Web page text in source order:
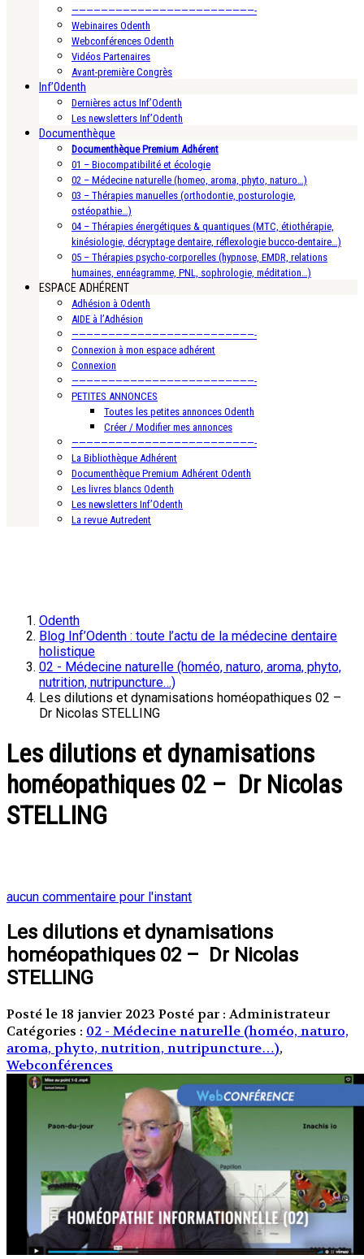
—————————————————————————-
Webinaires Odenth
Webconférences Odenth
Vidéos Partenaires
Avant-première Congrès
Inf’Odenth
Dernières actus Inf’Odenth
Les newsletters Inf’Odenth
Documenthèque
Documenthèque Premium Adhérent
01 – Biocompatibilité et écologie
02 – Médecine naturelle (homeo, aroma, phyto, naturo…)
03 – Thérapies manuelles (orthodontie, posturologie,
ostéopathie…)
04 – Thérapies énergétiques & quantiques (MTC, étiothérapie,
kinésiologie, décryptage dentaire, réflexologie bucco-dentaire…)
05 – Thérapies psycho-corporelles (hypnose, EMDR, relations
humaines, ennéagramme, PNL, sophrologie, méditation…)
ESPACE ADHÉRENT
Adhésion à Odenth
AIDE à l’Adhésion
—————————————————————————-
Connexion à mon espace adhérent
Connexion
—————————————————————————-
PETITES ANNONCES
Toutes les petites annonces Odenth
Créer / Modifier mes annonces
—————————————————————————-
La Bibliothèque Adhérent
Documenthèque Premium Adhérent Odenth
Les livres blancs Odenth
Les newsletters Inf’Odenth
La revue Autredent
Odenth
Blog Inf’Odenth : toute l’actu de la médecine dentaire
holistique
02 - Médecine naturelle (homéo, naturo, aroma, phyto,
nutrition, nutripuncture…)
Les dilutions et dynamisations homéopathiques 02 –
Dr Nicolas STELLING
Les dilutions et dynamisations
homéopathiques 02 – Dr Nicolas
STELLING
aucun commentaire pour l'instant
Les dilutions et dynamisations
homéopathiques 02 – Dr Nicolas
STELLING
Posté le 18 janvier 2023 Posté par : Administrateur
Catégories : 02 - Médecine naturelle (homéo, naturo,
aroma, phyto, nutrition, nutripuncture…),
Webconférences